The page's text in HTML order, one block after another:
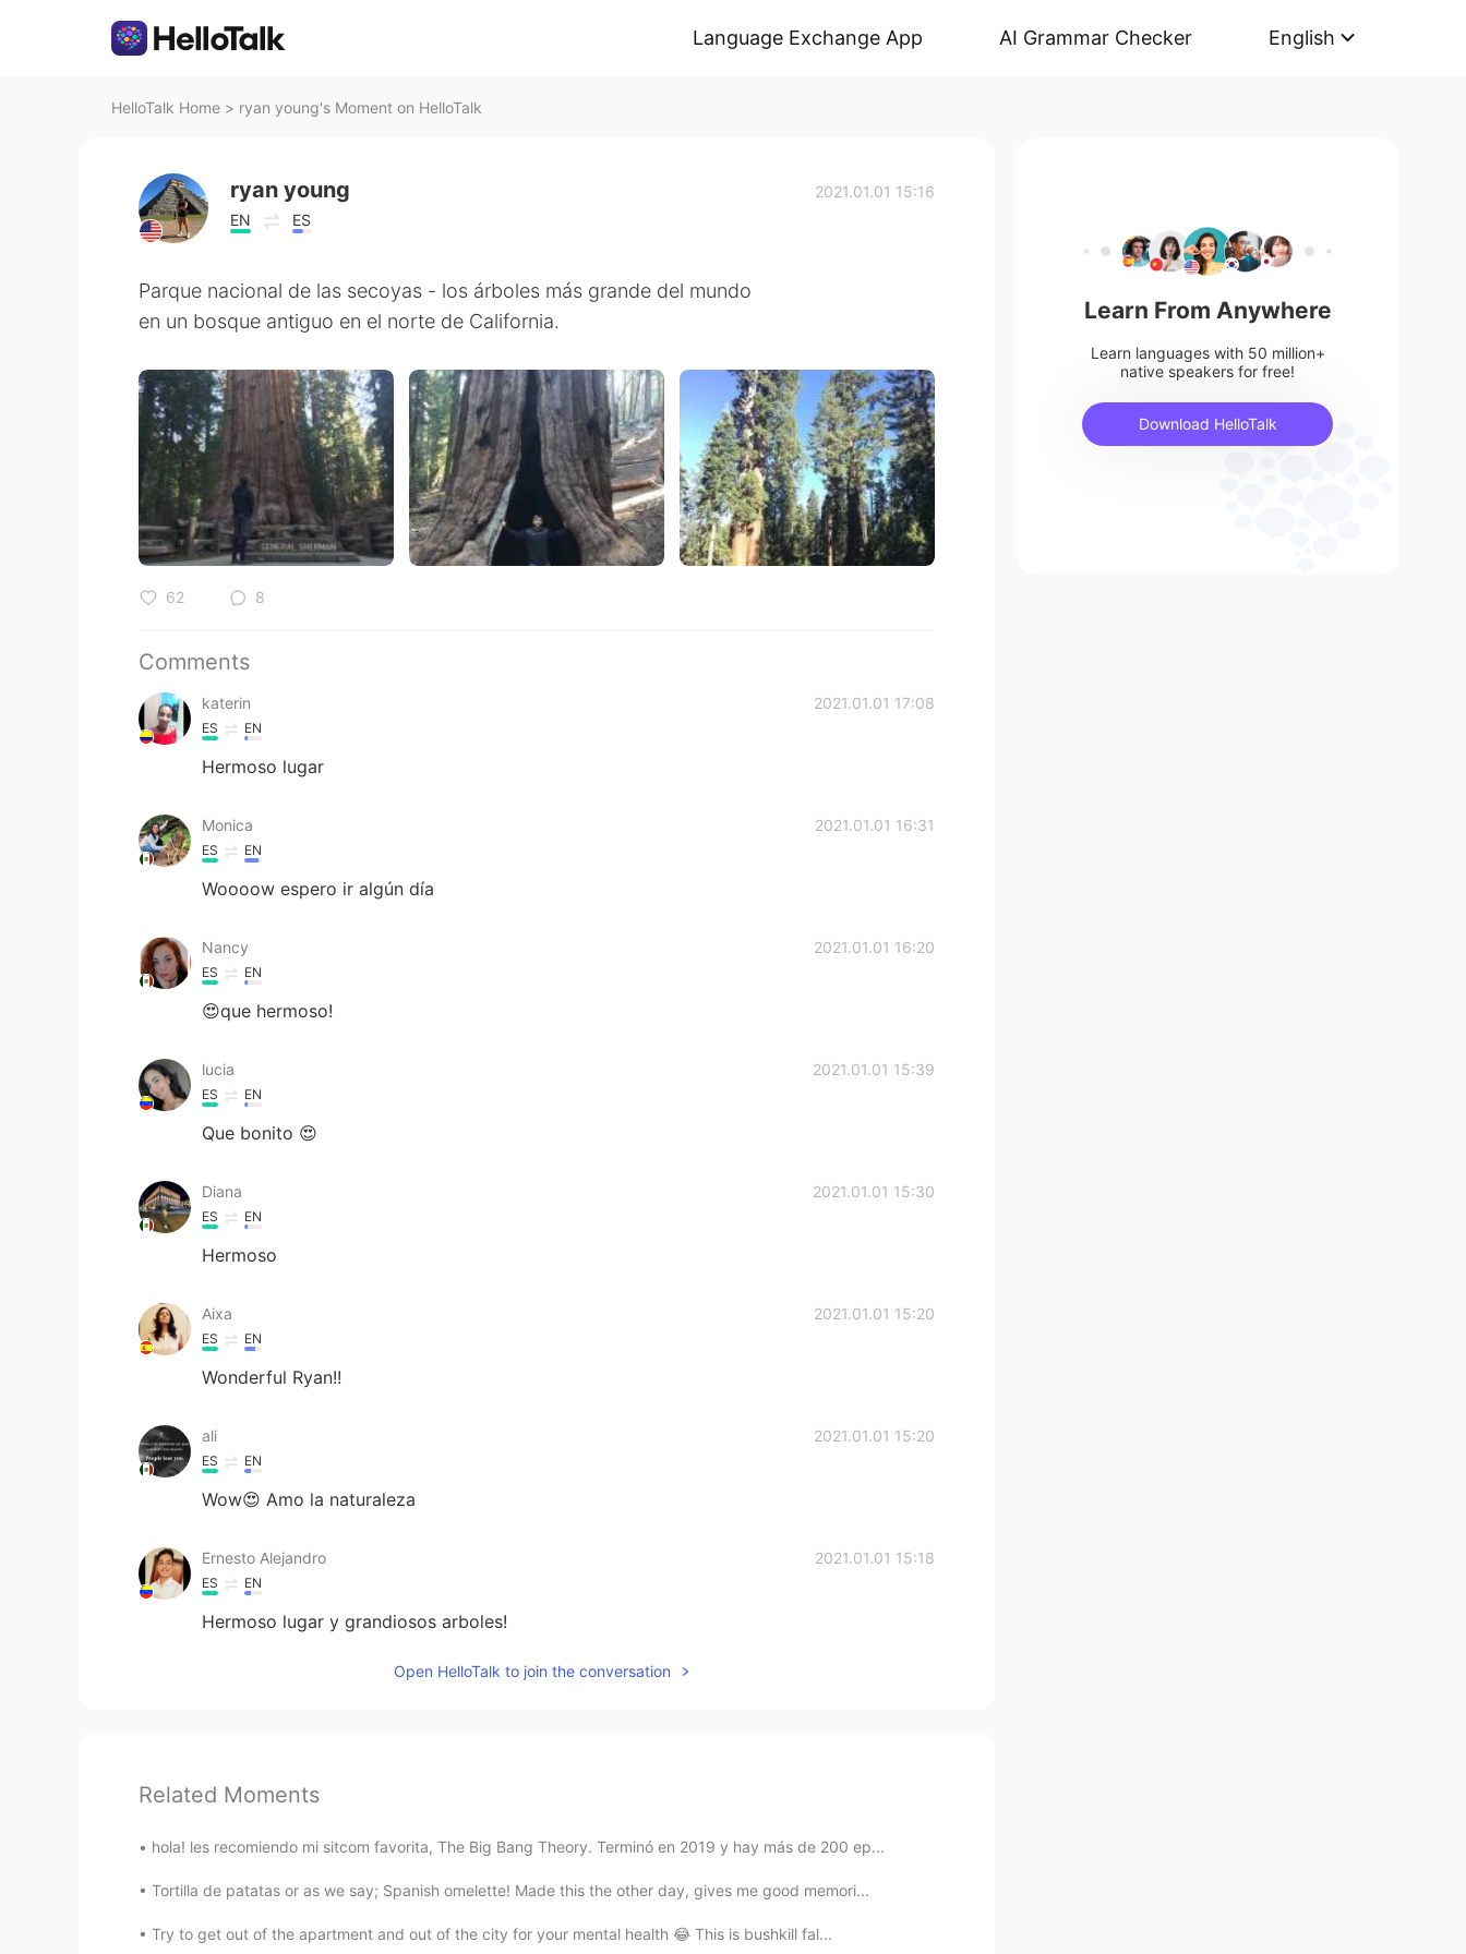
Language Exchange App AI Grammar Checker English
HelloTalk Home > ryan young's Moment on HelloTalk
ryan young
EN ES
2021.01.01 15:16
Parque nacional de las secoyas - los árboles más grande del mundo
en un bosque antiguo en el norte de California.
62 8
Comments
katerin 2021.01.01 17:08
ES EN
Hermoso lugar
Monica 2021.01.01 16:31
ES EN
Woooow espero ir algún día
Nancy 2021.01.01 16:20
ES EN
😍que hermoso!
lucia 2021.01.01 15:39
ES EN
Que bonito 😍
Diana 2021.01.01 15:30
ES EN
Hermoso
Aixa 2021.01.01 15:20
ES EN
Wonderful Ryan!!
ali 2021.01.01 15:20
ES EN
Wow😍 Amo la naturaleza
Ernesto Alejandro 2021.01.01 15:18
ES EN
Hermoso lugar y grandiosos arboles!
Open HelloTalk to join the conversation
Related Moments
hola! les recomiendo mi sitcom favorita, The Big Bang Theory. Terminó en 2019 y hay más de 200 ep...
Tortilla de patatas or as we say; Spanish omelette! Made this the other day, gives me good memori...
Try to get out of the apartment and out of the city for your mental health 😂 This is bushkill fal...
Learn From Anywhere
Learn languages with 50 million+
native speakers for free!
Download HelloTalk